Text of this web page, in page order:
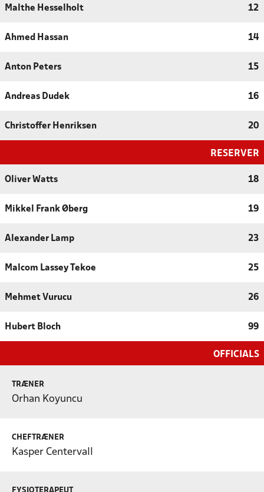
Malthe Hesselholt 12
Ahmed Hassan 14
Anton Peters 15
Andreas Dudek 16
Christoffer Henriksen 20
RESERVER
Oliver Watts 18
Mikkel Frank Øberg 19
Alexander Lamp 23
Malcom Lassey Tekoe 25
Mehmet Vurucu 26
Hubert Bloch 99
OFFICIALS
TRÆNER
Orhan Koyuncu
CHEFTRÆNER
Kasper Centervall
FYSIOTERAPEUT